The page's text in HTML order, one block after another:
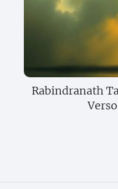
Rabindranath